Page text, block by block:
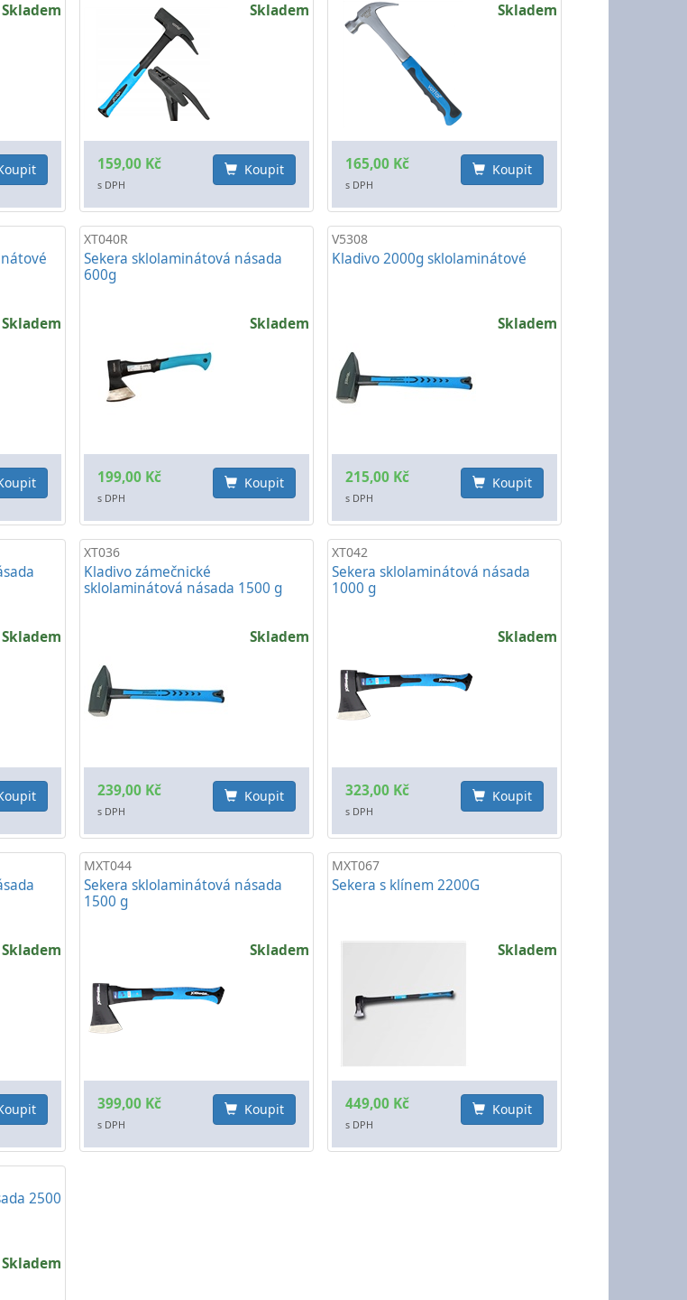
Skladem Skladem
159,00 Kč
s DPH
Koupit
Skladem
165,00 Kč
s DPH
Koupit
Skladem
XT040R
Sekera sklolaminátová násada
600g
Skladem
199,00 Kč
s DPH
Koupit
V5308
Kladivo 2000g sklolaminátové
Skladem
215,00 Kč
s DPH
Koupit
Skladem
XT036
Kladivo zámečnické
sklolaminátová násada 1500 g
Skladem
239,00 Kč
s DPH
Koupit
XT042
Sekera sklolaminátová násada
1000 g
Skladem
323,00 Kč
s DPH
Koupit
Skladem
MXT044
Sekera sklolaminátová násada
1500 g
Skladem
399,00 Kč
s DPH
Koupit
MXT067
Sekera s klínem 2200G
Skladem
449,00 Kč
s DPH
Koupit
2500
Skladem